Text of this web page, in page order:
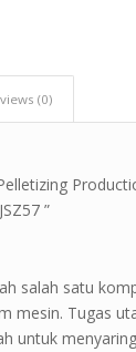
(0)
”
salah satu
mesin. Tugas
untuk